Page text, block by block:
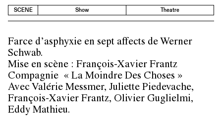
SCENE Show Theatre
Farce d’asphyxie en sept affects de Werner
Schwab.
Mise en scène : François-Xavier Frantz
Compagnie « La Moindre Des Choses »
Avec Valérie Messmer, Juliette Piedevache,
François-Xavier Frantz, Olivier Guglielmi,
Eddy Mathieu.